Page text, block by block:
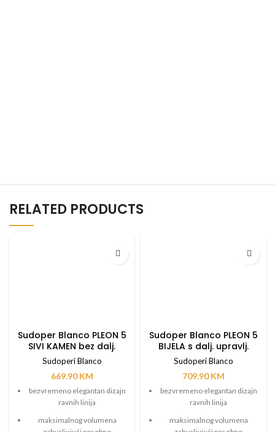
RELATED PRODUCTS
Sudoper Blanco PLEON 5
SIVI KAMEN bez dalj.
upravlj.
Sudoperi Blanco
669.90KM
bezvremeno elegantan dizajn
ravnih linija
maksimalnog volumena
Sudoper Blanco PLEON 5
BIJELA s dalj. upravlj.
Sudoperi Blanco
709.90KM
bezvremeno elegantan dizajn
ravnih linija
maksimalnog volumena